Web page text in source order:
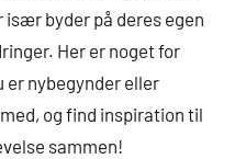
især byder på deres egen
Her er noget for
er nybegynder eller
og find inspiration til
sammen!